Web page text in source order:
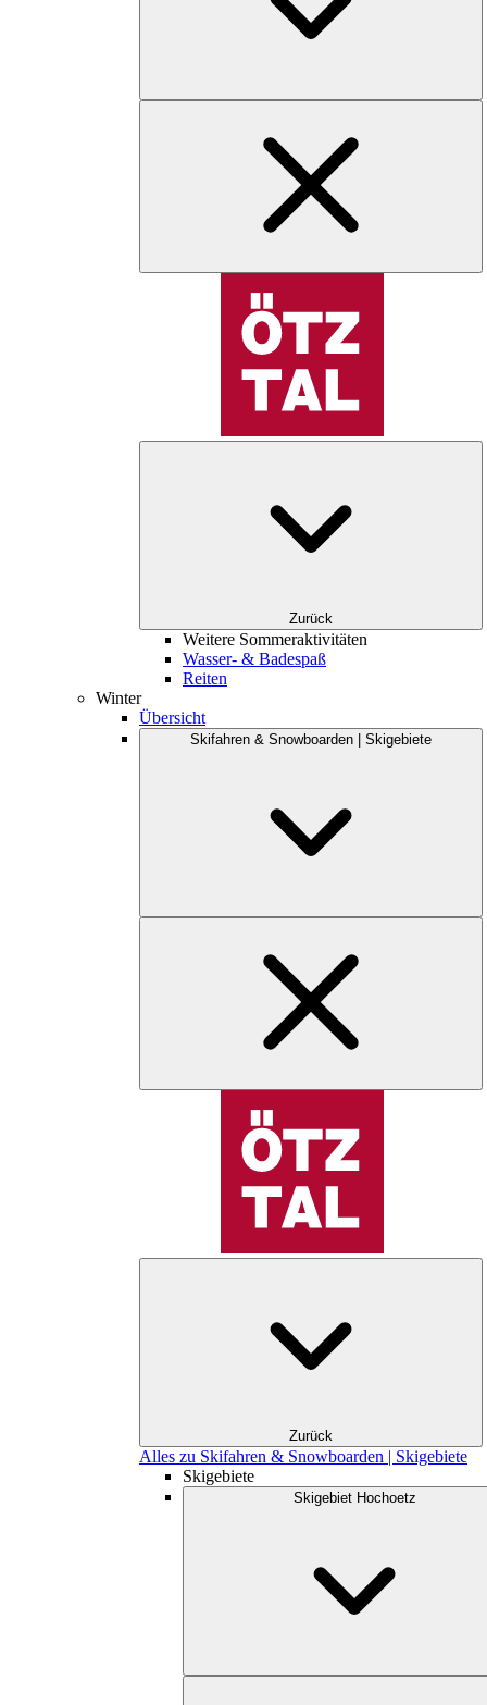
Zurück
Weitere Sommeraktivitäten
Wasser- & Badespaß
Reiten
Winter
Übersicht
Skifahren & Snowboarden | Skigebiete
Zurück
Alles zu Skifahren & Snowboarden | Skigebiete
Skigebiete
Skigebiet Hochoetz